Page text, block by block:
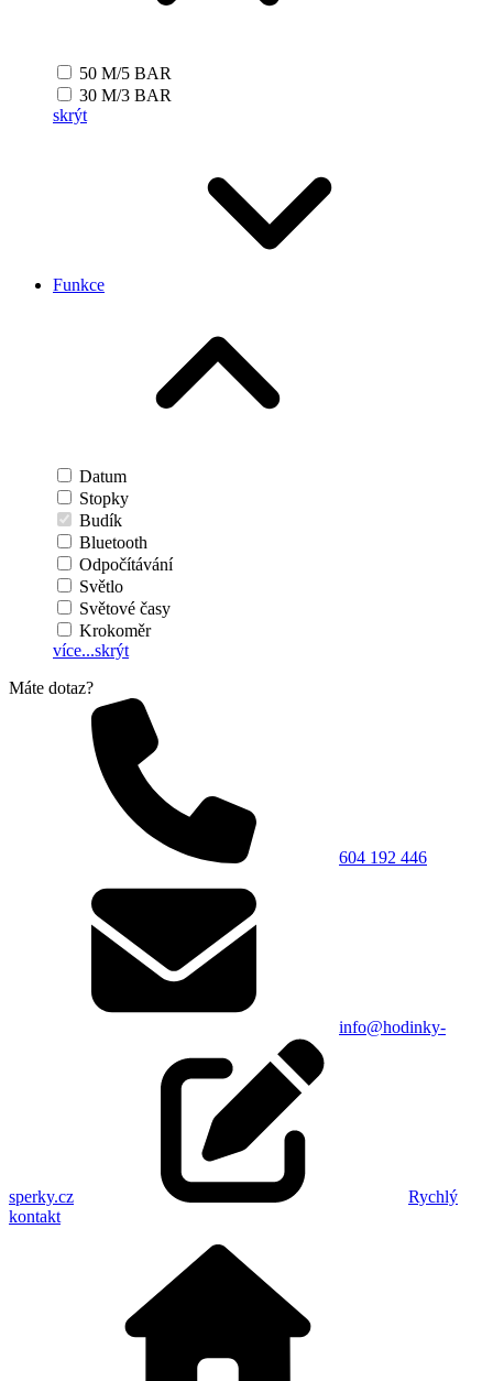
50 M/5 BAR
30 M/3 BAR
skrýt
Funkce
Datum
Stopky
Budík
Bluetooth
Odpočítávání
Světlo
Světové časy
Krokoměr
více...skrýt
Máte dotaz?
604 192 446
info@hodinky-
sperky.cz
Rychlý
kontakt